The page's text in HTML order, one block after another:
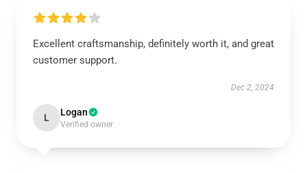
Excellent craftsmanship, definitely worth it, and great
customer support.
Dec 2, 2024
L Logan
Verified owner